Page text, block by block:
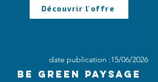
Découvrir l'offre
date publication :15/06/2026
BE GREEN PAYSAGE